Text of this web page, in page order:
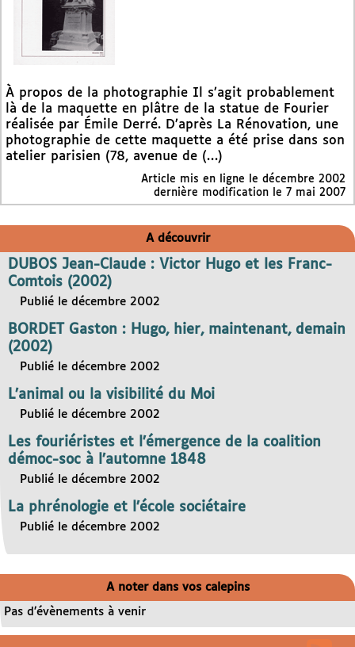
À propos de la photographie Il s’agit probablement
là de la maquette en plâtre de la statue de Fourier
réalisée par Émile Derré. D’après La Rénovation, une
photographie de cette maquette a été prise dans son
atelier parisien (78, avenue de (…)
Article mis en ligne le décembre 2002
dernière modification le 7 mai 2007
A découvrir
DUBOS Jean-Claude : Victor Hugo et les Franc-
Comtois (2002)
Publié le décembre 2002
BORDET Gaston : Hugo, hier, maintenant, demain
(2002)
Publié le décembre 2002
L’animal ou la visibilité du Moi
Publié le décembre 2002
Les fouriéristes et l’émergence de la coalition
démoc-soc à l’automne 1848
Publié le décembre 2002
La phrénologie et l’école sociétaire
Publié le décembre 2002
A noter dans vos calepins
Pas d’évènements à venir